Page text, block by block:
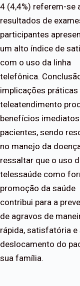
4 (4,4%) referem-se
resultados de
participantes
um alto índice de
com o uso da linha
telefônica.
implicações práticas
teleatendimento
benefícios
pacientes, sendo
no manejo da
ressaltar que o uso
telessaúde como
promoção da saúde
contribui para a
de agravos de
rápida, satisfatória e
deslocamento do
sua família.